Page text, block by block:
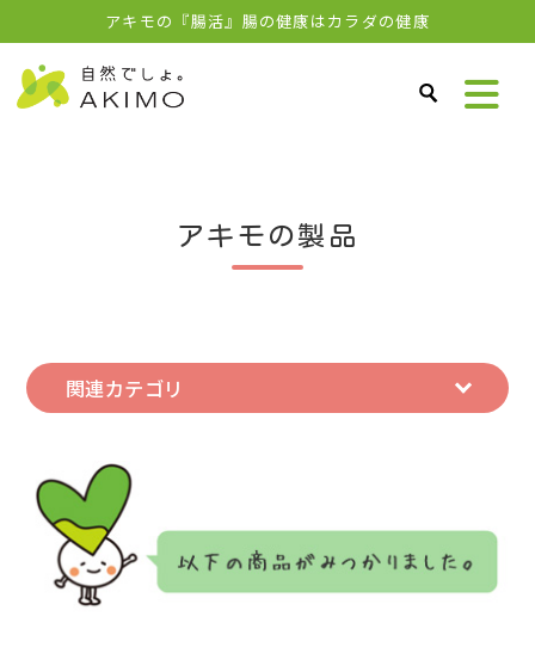
アキモの『腸活』腸の健康はカラダの健康
アキモの製品
関連カテゴリ